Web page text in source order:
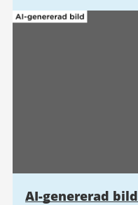
AI-genererad bild